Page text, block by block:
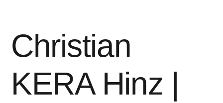
Christian
KERA Hinz |